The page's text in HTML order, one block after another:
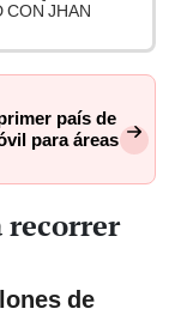
CON JHAN
país de
para áreas
recorrer
de